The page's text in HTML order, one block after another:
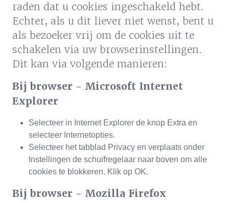
raden dat u cookies ingeschakeld hebt.
Echter, als u dit liever niet wenst, bent u
als bezoeker vrij om de cookies uit te
schakelen via uw browserinstellingen.
Dit kan via volgende manieren:
Bij browser - Microsoft Internet
Explorer
Selecteer in Internet Explorer de knop Extra en
selecteer Internetopties.
Selecteer het tabblad Privacy en verplaats onder
Instellingen de schuifregelaar naar boven om alle
cookies te blokkeren. Klik op OK.
Bij browser - Mozilla Firefox